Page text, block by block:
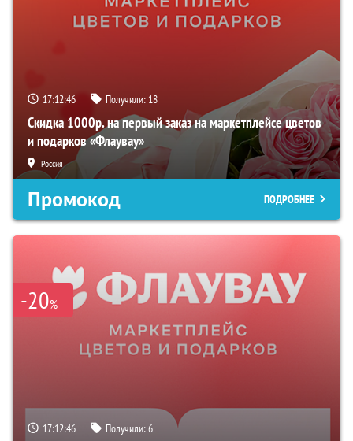
17:12:45 Получили: 18
Скидка 1000р. на первый заказ на маркетплейсе цветов
и подарков «Флаувау»
Россия
Промокод ПОДРОБНЕЕ
-20%
17:12:45 Получили:6